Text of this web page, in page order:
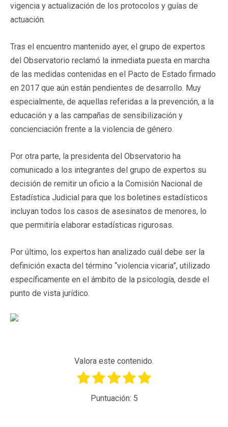
vigencia y actualización de los protocolos y guías de
actuación.
Tras el encuentro mantenido ayer, el grupo de expertos
del Observatorio reclamó la inmediata puesta en marcha
de las medidas contenidas en el Pacto de Estado firmado
en 2017 que aún están pendientes de desarrollo. Muy
especialmente, de aquellas referidas a la prevención, a la
educación y a las campañas de sensibilización y
concienciación frente a la violencia de género.
Por otra parte, la presidenta del Observatorio ha
comunicado a los integrantes del grupo de expertos su
decisión de remitir un oficio a la Comisión Nacional de
Estadística Judicial para que los boletines estadísticos
incluyan todos los casos de asesinatos de menores, lo
que permitiría elaborar estadísticas rigurosas.
Por último, los expertos han analizado cuál debe ser la
definición exacta del término “violencia vicaria”, utilizado
específicamente en el ámbito de la psicología, desde el
punto de vista jurídico.
Valora este contenido.
Puntuación: 5